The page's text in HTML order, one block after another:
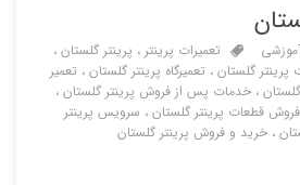
تعمیرات پرینتر ، پرینتر گلستان ،
پرینتر گلستان ، تعمیرگاه پرینتر گلستان ، تعمیر
، خدمات پس از فروش پرینتر گلستان ،
فروش قطعات پرینتر گلستان ، سرویس پرینتر
، خرید و فروش پرینتر گلستان